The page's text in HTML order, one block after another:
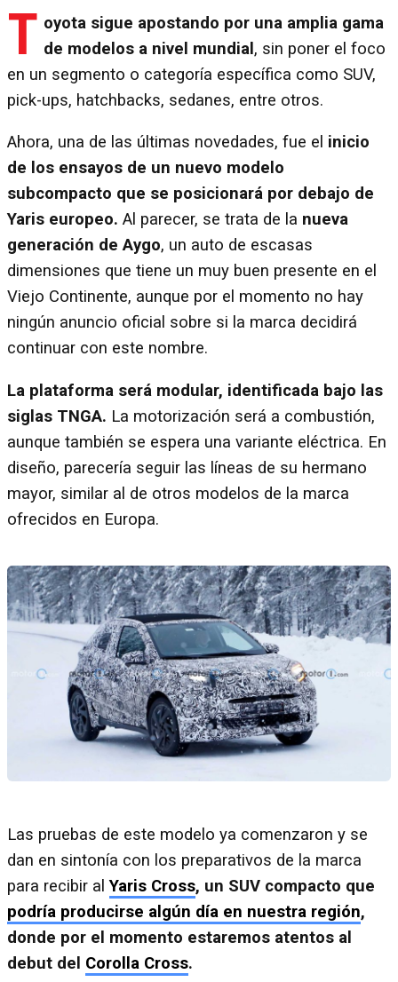
T oyota sigue apostando por una amplia gama
de modelos a nivel mundial , sin poner el foco
en un segmento o categoría específica como SUV,
pick-ups, hatchbacks, sedanes, entre otros.
Ahora, una de las últimas novedades, fue el inicio
de los ensayos de un nuevo modelo
subcompacto que se posicionará por debajo de
Yaris europeo. Al parecer, se trata de la nueva
generación de Aygo, un auto de escasas
dimensiones que tiene un muy buen presente en el
Viejo Continente, aunque por el momento no hay
ningún anuncio oficial sobre si la marca decidirá
continuar con este nombre.
La plataforma será modular, identificada bajo las
siglas TNGA. La motorización será a combustión,
aunque también se espera una variante eléctrica. En
diseño, parecería seguir las líneas de su hermano
mayor, similar al de otros modelos de la marca
ofrecidos en Europa.
Las pruebas de este modelo ya comenzaron y se
dan en sintonía con los preparativos de la marca
para recibir alYaris Cross, un SUV compacto que
podría producirse algún día en nuestra región,
donde por el momento estaremos atentos al
debut del Corolla Cross.